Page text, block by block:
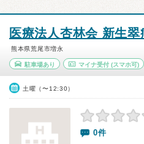
医療法人杏林会 新生翠
熊本県荒尾市増永
駐車場あり マイナ受付(スマホ可)
土曜（〜12:30）
0件